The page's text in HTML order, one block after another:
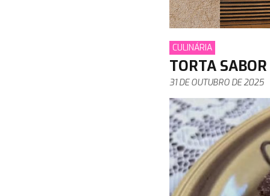
CULINÁRIA
TORTA
31 DE OUTUBRO DE 2025